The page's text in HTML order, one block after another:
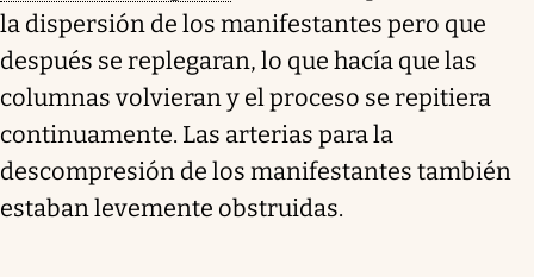
la dispersión de los manifestantes pero que
después se replegaran, lo que hacía que las
columnas volvieran y el proceso se repitiera
continuamente. Las arterias para la
descompresión de los manifestantes también
estaban levemente obstruidas.